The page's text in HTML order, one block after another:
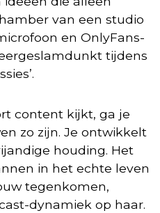
van een studio
en OnlyFans-
tijdens
content kijkt, ga je
zo zijn. Je ontwikkelt
houding. Het
in het echte leven
tegenkomen,
dynamiek op haar.